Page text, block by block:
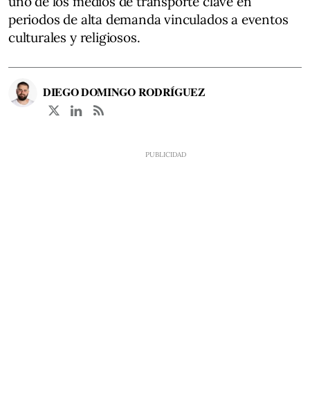
periodos de alta demanda vinculados a eventos
culturales y religiosos.
DIEGO DOMINGO RODRÍGUEZ